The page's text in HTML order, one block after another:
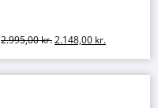
2.995,00kr.2.148,00 kr.